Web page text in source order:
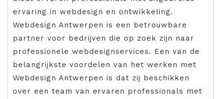
ervaring in webdesign en ontwikkeling.
Webdesign Antwerpen is een betrouwbare
partner voor bedrijven die op zoek zijn naar
professionele webdesignservices. Een van de
belangrijkste voordelen van het werken met
Webdesign Antwerpen is dat zij beschikken
over een team van ervaren professionals met